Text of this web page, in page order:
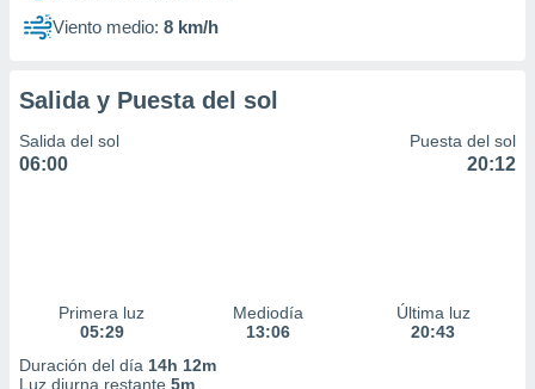
Viento medio: 8 km/h
Salida y Puesta del sol
Salida del sol
06:00
Puesta del sol
20:12
Primera luz
05:29
Mediodía
13:06
Última luz
20:43
Duración del día 14h 12m
Luz diurna restante 5m